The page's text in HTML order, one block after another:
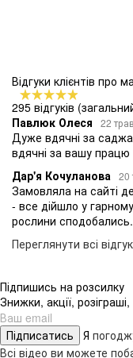
Відгуки клієнтів про
295 відгуків
Павлюк Олеся
22
Дуже вдячні за
вдячні за вашу
Дар'я Кочуланова
20
Замовляла на сайті
- все дійшло у
рослини
Переглянути всі
Підпишись на розсилку
Знижки, акції,
Підписатись Я
Всі відео ви можете